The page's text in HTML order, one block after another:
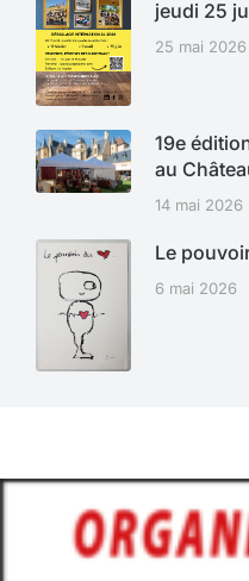
jeudi 25
25 mai 2026
19e
au
14 mai 2026
Le
6 mai 2026